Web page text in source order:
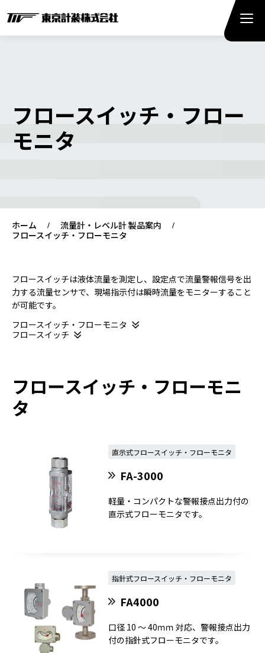
フロースイッチ・フロー
モニタ
ホーム
流量計・レベル計 製品案内
フロースイッチ・フローモニタ
フロースイッチは液体流量を測定し、設定点で流量警報信号を出
力する流量センサで、現場指示付は瞬時流量をモニターすること
が可能です。
フロースイッチ・フローモニタ
フロースイッチ
フロースイッチ・フローモニ
タ
直示式フロースイッチ・フローモニタ
FA-3000
軽量・コンパクトな警報接点出力付の
直示式フローモニタです。
指針式フロースイッチ・フローモニタ
FA4000
口径 10 ～ 40ｍｍ 対応、警報接点出力
付の指針式フローモニタです。